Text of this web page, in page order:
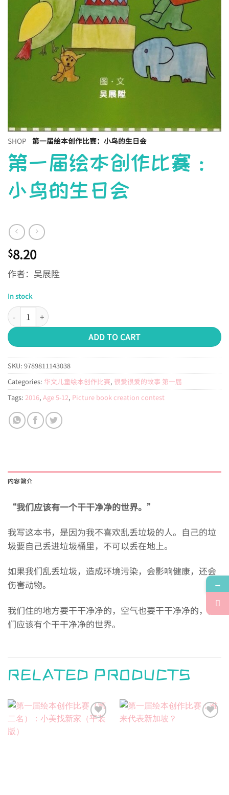
SHOP 第一届绘本创作比赛：小鸟的生日会
第一届绘本创作比赛：
小鸟的生日会
$8.20
作者：吴展陞
In stock
第一届绘本创作比赛：小鸟的生日会 quantity
ADD TO CART
SKU: 9789811143038
Categories: 华文儿童绘本创作比赛, 很爱很爱的故事 第一届
Tags: 2016, Age 5-12, Picture book creation contest
内容简介
“我们应该有一个干干净净的世界。”
我写这本书，是因为我不喜欢乱丢垃圾的人。自己的垃
圾要自己丢进垃圾桶里，不可以丢在地上。
如果我们乱丢垃圾，造成环境污染，会影响健康，还会
伤害动物。
我们住的地方要干干净净的，空气也要干干净净的，我
们应该有个干干净净的世界。
RELATED PRODUCTS
Add to
→